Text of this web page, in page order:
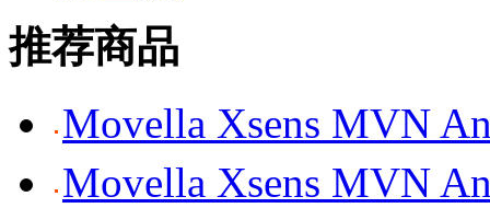
推荐商品
Movella Xsens MVN
Movella Xsens MVN